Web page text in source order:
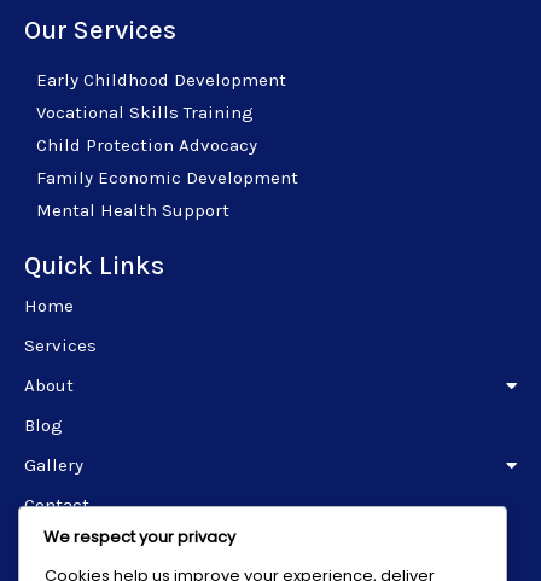
Our Services
Early Childhood Development
Vocational Skills Training
Child Protection Advocacy
Family Economic Development
Mental Health Support
Quick Links
Home
Services
About
Blog
Gallery
Contact
We respect your privacy
Cookies help us improve your experience, deliver